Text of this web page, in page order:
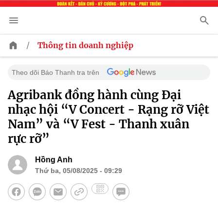
/ Thông tin doanh nghiệp
Theo dõi Báo Thanh tra trên
Agribank đồng hành cùng Đại
nhạc hội “V Concert - Rạng rỡ Việt
Nam” và “V Fest - Thanh xuân
rực rỡ”
Hồng Anh
Thứ ba, 05/08/2025 - 09:29